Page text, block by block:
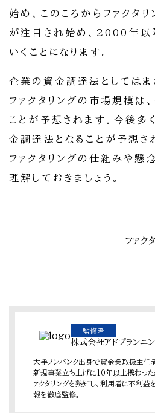
始め、このころからファクタ
が注目され始め、2000年以
いくことになります。
企業の資金調達法としてはま
ファクタリングの市場規模は
ことが予想されます。今後多
金調達法となることが予想さ
ファクタリングの仕組みや懸
理解しておきましょう。
ファク
監修者
株式会社アドプラン
大手ノンバンク出身で貸金業取扱主任
新規事業立ち上げに10年以上携わった
ァクタリングを熟知し、利用者に不利
報を徹底監修。